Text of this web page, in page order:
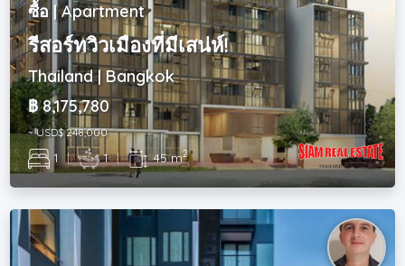
ซื้อ | Apartment
รีสอร์ทวิวเมืองที่มีเสน่ห์!
Thailand | Bangkok
฿ 8,175,780
~ USD$ 248,000
1 | 1 | 45 m2